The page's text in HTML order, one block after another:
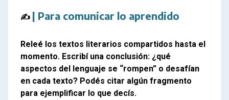
✍️ | Para comunicar lo aprendido
Releé los textos literarios compartidos hasta el
momento. Escribí una conclusión: ¿qué
aspectos del lenguaje se “rompen” o desafían
en cada texto? Podés citar algún fragmento
para ejemplificar lo que decís.